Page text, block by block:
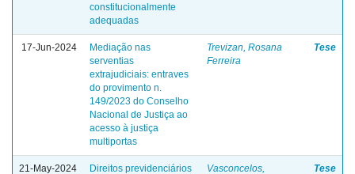
constitucionalmente
adequadas
17-Jun-2024
Mediação nas
serventias
extrajudiciais: entraves
do provimento n.
149/2023 do Conselho
Nacional de Justiça ao
acesso à justiça
multiportas
Trevizan, Rosana
Ferreira
Tese
21-May-2024 Direitos previdenciários Vasconcelos, Tese